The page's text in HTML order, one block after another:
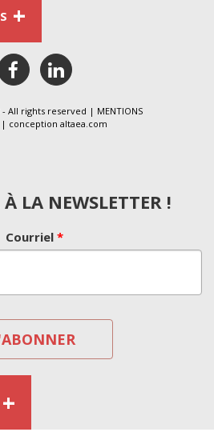
+
facebooklinkedin
- All rights reserved | MENTIONS
| conception altaea.com
LA NEWSLETTER !
Courriel *
+